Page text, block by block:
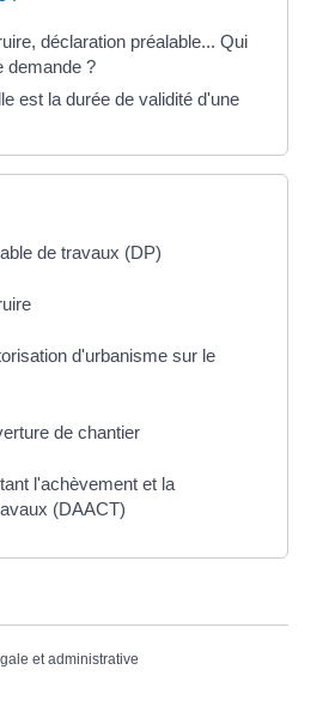
déclaration préalable... Qui
demande ?
est la durée de validité d'une
de travaux (DP)
d'urbanisme sur le
de chantier
l'achèvement et la
(DAACT)
et administrative